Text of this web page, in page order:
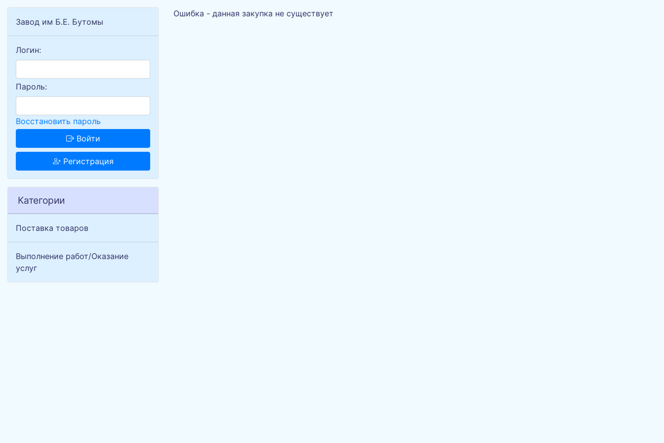
Завод им Б.Е. Бутомы
Логин:
Пароль:
Восстановить пароль
Войти
Регистрация
Категории
Поставка товаров
Выполнение работ/Оказание
услуг
Ошибка - данная закупка не существует